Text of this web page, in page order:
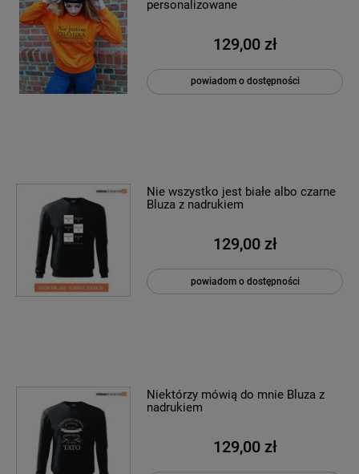
personalizowane
129,00 zł
powiadom o dostępności
Nie wszystko jest białe albo czarne
Bluza z nadrukiem
129,00 zł
powiadom o dostępności
Niektórzy mówią do mnie Bluza z
nadrukiem
129,00 zł